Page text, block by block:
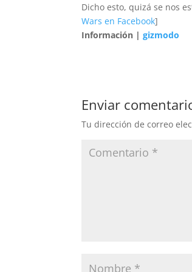
Dicho esto, quizá se nos
Wars en Facebook]
Información |gizmodo
Enviar
Tu dirección de correo